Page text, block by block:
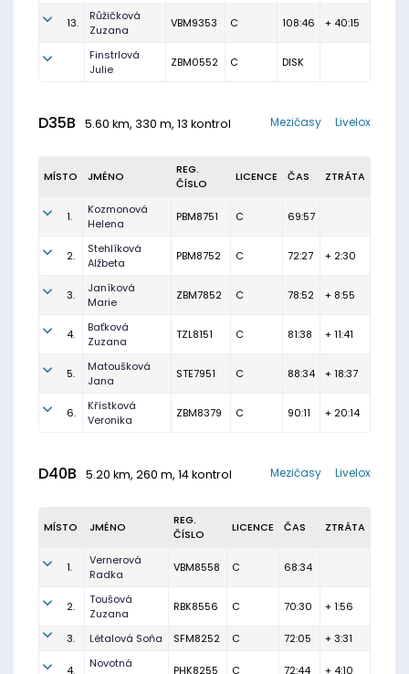
13.
Růžičková
Zuzana
VBM9353 C 108:46 + 40:15
Finstrlová
Julie
ZBM0552 C DISK
D35B 5.60 km, 330 m, 13 kontrol Livelox
Mezičasy
MÍSTO JMÉNO
REG.
ČÍSLO
LICENCE ČAS ZTRÁTA
1.
Kozmonová
Helena
PBM8751 C 69:57
2.
Stehlíková
Alžbeta
PBM8752 C 72:27 + 2:30
3.
Janíková
Marie
ZBM7852 C 78:52 + 8:55
4.
Baťková
Zuzana
TZL8151 C 81:38 + 11:41
5.
Matoušková
Jana
STE7951 C 88:34 + 18:37
6.
Křístková
Veronika
ZBM8379 C 90:11 + 20:14
D40B 5.20 km, 260 m, 14 kontrol Livelox
Mezičasy
MÍSTO JMÉNO
REG.
ČÍSLO
LICENCE ČAS ZTRÁTA
1.
Vernerová
Radka
VBM8558 C 68:34
2.
Toušová
Zuzana
RBK8556 C 70:30 + 1:56
3. Létalová Soňa SFM8252 C 72:05 + 3:31
4.
Novotná
PHK8255 C 72:44 + 4:10